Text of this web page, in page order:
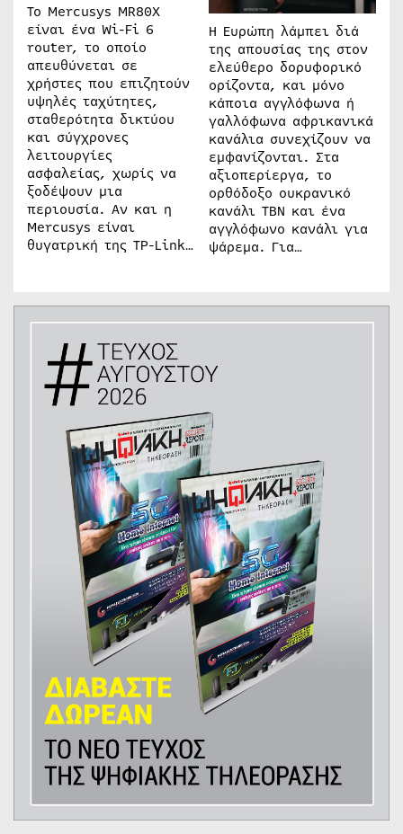
Το Mercusys MR80X
είναι ένα Wi-Fi 6
router, το οποίο
απευθύνεται σε
χρήστες που επιζητούν
υψηλές ταχύτητες,
σταθερότητα δικτύου
και σύγχρονες
λειτουργίες
ασφαλείας, χωρίς να
ξοδέψουν μια
περιουσία. Αν και η
Mercusys είναι
θυγατρική της TP-Link…
Η Ευρώπη λάμπει διά
της απουσίας της στον
ελεύθερο δορυφορικό
ορίζοντα, και μόνο
κάποια αγγλόφωνα ή
γαλλόφωνα αφρικανικά
κανάλια συνεχίζουν να
εμφανίζονται. Στα
αξιοπερίεργα, το
ορθόδοξο ουκρανικό
κανάλι ΤΒΝ και ένα
αγγλόφωνο κανάλι για
ψάρεμα. Για…